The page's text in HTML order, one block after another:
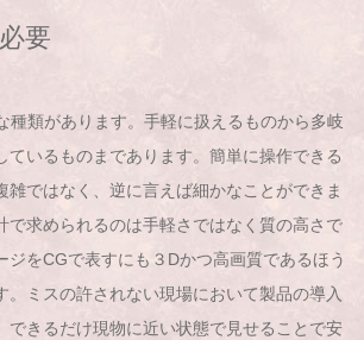
要
種類があります。手軽に扱えるものから多岐
ているものまであります。簡単に操作できる
雑ではなく、逆に言えば細かなことができま
で求められるのは手軽さではなく質の高さで
ジをCGで表すにも３Dかつ高画質であるほう
。ミスの許されない現場において製品の導入
できるだけ現物に近い状態で見せることで安